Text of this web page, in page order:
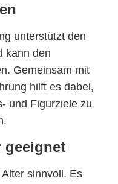
unterstützt den
kann den
Gemeinsam mit
hilft es dabei,
und Figurziele zu
geeignet
sinnvoll. Es